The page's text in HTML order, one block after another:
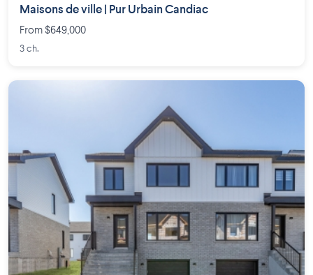
Maisons de ville | Pur Urbain Candiac
From $649,000
3 ch.